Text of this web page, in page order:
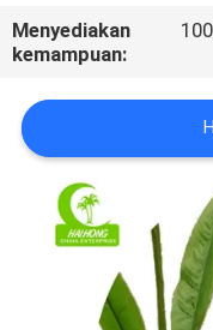
BERITA
KASUS
MINTA
PENAWARAN
HARGA
Menyediakan
kemampuan: